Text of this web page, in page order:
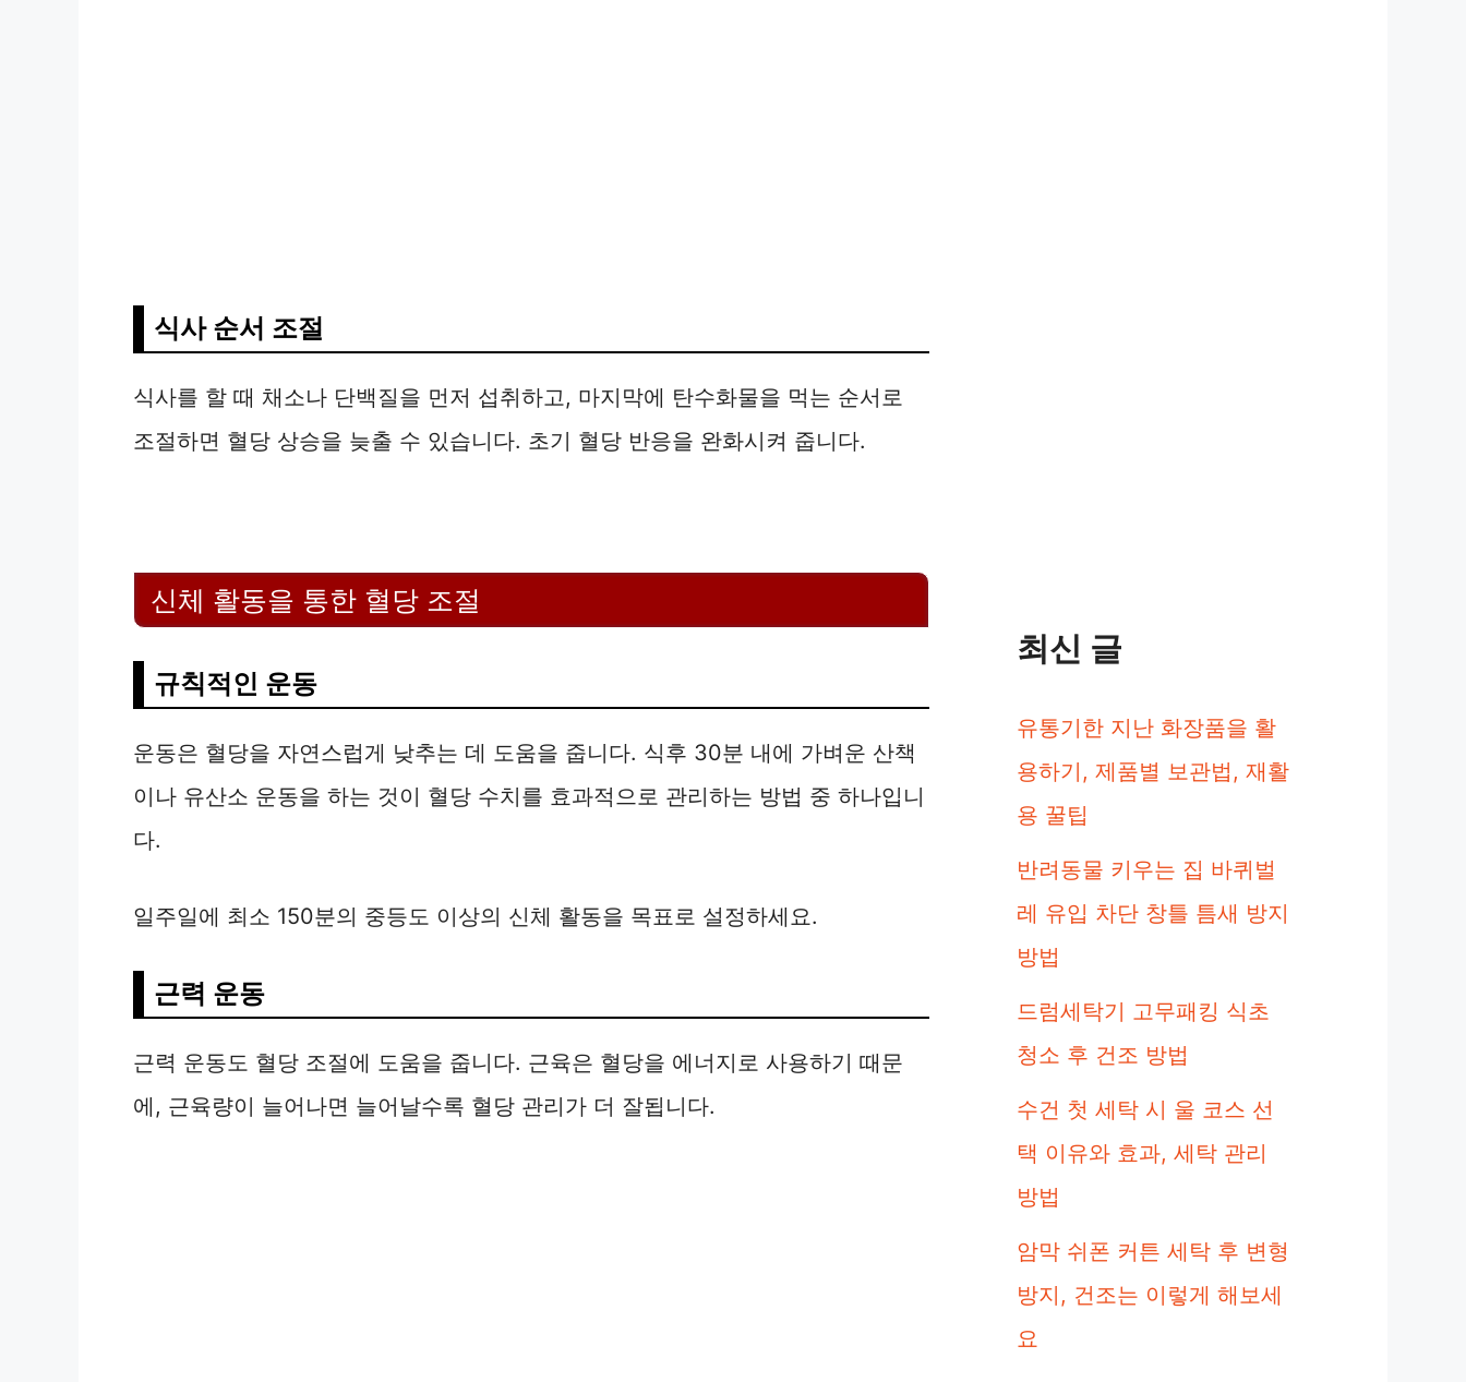
식사 순서 조절
식사를 할 때 채소나 단백질을 먼저 섭취하고, 마지막에 탄수화물을 먹는 순서로
조절하면 혈당 상승을 늦출 수 있습니다. 초기 혈당 반응을 완화시켜 줍니다.
신체 활동을 통한 혈당 조절
규칙적인 운동
운동은 혈당을 자연스럽게 낮추는 데 도움을 줍니다. 식후 30분 내에 가벼운 산책
이나 유산소 운동을 하는 것이 혈당 수치를 효과적으로 관리하는 방법 중 하나입니
다.
일주일에 최소 150분의 중등도 이상의 신체 활동을 목표로 설정하세요.
근력 운동
근력 운동도 혈당 조절에 도움을 줍니다. 근육은 혈당을 에너지로 사용하기 때문
에, 근육량이 늘어나면 늘어날수록 혈당 관리가 더 잘됩니다.
최신 글
유통기한 지난 화장품을 활
용하기, 제품별 보관법, 재활
용 꿀팁
반려동물 키우는 집 바퀴벌
레 유입 차단 창틀 틈새 방지
방법
드럼세탁기 고무패킹 식초
청소 후 건조 방법
수건 첫 세탁 시 울 코스 선
택 이유와 효과, 세탁 관리
방법
암막 쉬폰 커튼 세탁 후 변형
방지, 건조는 이렇게 해보세
요